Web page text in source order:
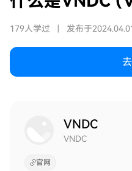
179人学过 发布于
VNDC
VNDC
官网